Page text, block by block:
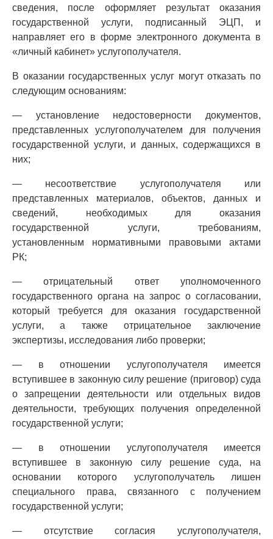
сведения, после оформляет результат оказания
государственной услуги, подписанный ЭЦП, и
направляет его в форме электронного документа в
«личный кабинет» услугополучателя.
В оказании государственных услуг могут отказать по
следующим основаниям:
— установление недостоверности документов,
представленных услугополучателем для получения
государственной услуги, и данных, содержащихся в
них;
— несоответствие услугополучателя или
представленных материалов, объектов, данных и
сведений, необходимых для оказания
государственной услуги, требованиям,
установленным нормативными правовыми актами
РК;
— отрицательный ответ уполномоченного
государственного органа на запрос о согласовании,
который требуется для оказания государственной
услуги, а также отрицательное заключение
экспертизы, исследования либо проверки;
— в отношении услугополучателя имеется
вступившее в законную силу решение (приговор) суда
о запрещении деятельности или отдельных видов
деятельности, требующих получения определенной
государственной услуги;
— в отношении услугополучателя имеется
вступившее в законную силу решение суда, на
основании которого услугополучатель лишен
специального права, связанного с получением
государственной услуги;
— отсутствие согласия услугополучателя,